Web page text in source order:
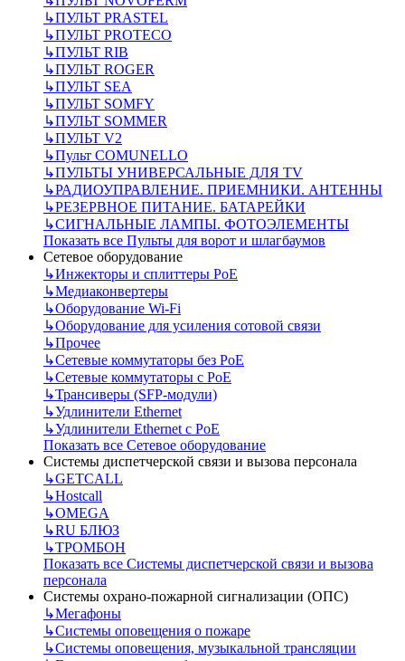
↳ПУЛЬТ PRASTEL
↳ПУЛЬТ PROTECO
↳ПУЛЬТ RIB
↳ПУЛЬТ ROGER
↳ПУЛЬТ SEA
↳ПУЛЬТ SOMFY
↳ПУЛЬТ SOMMER
↳ПУЛЬТ V2
↳Пульт СOMUNELLO
↳ПУЛЬТЫ УНИВЕРСАЛЬНЫЕ ДЛЯ TV
↳РАДИОУПРАВЛЕНИЕ. ПРИЕМНИКИ. АНТЕННЫ
↳РЕЗЕРВНОЕ ПИТАНИЕ. БАТАРЕЙКИ
↳СИГНАЛЬНЫЕ ЛАМПЫ. ФОТОЭЛЕМЕНТЫ
Показать все Пульты для ворот и шлагбаумов
Сетевое оборудование
↳Инжекторы и сплиттеры РоЕ
↳Медиаконвертеры
↳Оборудование Wi-Fi
↳Оборудование для усиления сотовой связи
↳Прочее
↳Сетевые коммутаторы без РоЕ
↳Сетевые коммутаторы с РоЕ
↳Трансиверы (SFP-модули)
↳Удлинители Ethernet
↳Удлинители Ethernet с PoE
Показать все Сетевое оборудование
Системы диспетчерской связи и вызова персонала
↳GETCALL
↳Hostcall
↳OMEGA
↳RU БЛЮЗ
↳ТРОМБОН
Показать все Системы диспетчерской связи и вызова
персонала
Системы охрано-пожарной сигнализации (ОПС)
↳Мегафоны
↳Системы оповещения о пожаре
↳Системы оповещения, музыкальной трансляции